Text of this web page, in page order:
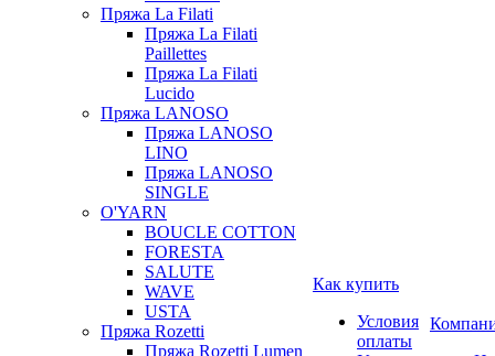
Пряжа La Filati
Пряжа La Filati
Paillettes
Пряжа La Filati
Lucido
Пряжа LANOSO
Пряжа LANOSO
LINO
Пряжа LANOSO
SINGLE
O'YARN
BOUCLE COTTON
FORESTA
SALUTE
WAVE
USTA
Пряжа Rozetti
Пряжа Rozetti Lumen
Как купить
Условия
оплаты